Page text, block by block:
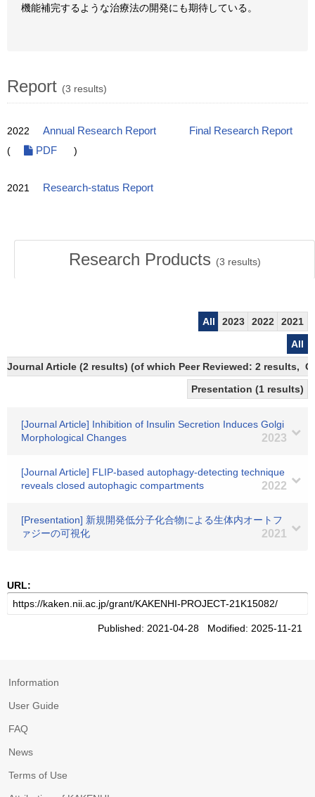
機能補完するような治療法の開発にも期待している。
Report (3 results)
2022 Annual Research Report
Final Research Report
(
PDF )
2021 Research-status Report
Research Products (3 results)
All 2023 2022
2021
All
Journal Article (2 results) (of which Peer Reviewed: 2 results,
Presentation (1 results)
[Journal Article] Inhibition of Insulin Secretion Induces Golgi
Morphological Changes
2023
[Journal Article] FLIP-based autophagy-detecting technique
reveals closed autophagic compartments
2022
[Presentation] 新規開発低分子化合物による生体内オートフ
ァジーの可視化
2021
URL:
Published: 2021-04-28 Modified: 2025-11-21
Information
User Guide
FAQ
News
Terms of Use